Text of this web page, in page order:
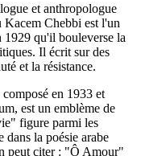
et anthropologue
Kacem Chebbi est l'un
1929 qu'il bouleverse la
Il écrit sur des
et la résistance.
en 1933 et
est un emblème de
figure parmi les
la poésie arabe
peut citer : "Ô Amour"